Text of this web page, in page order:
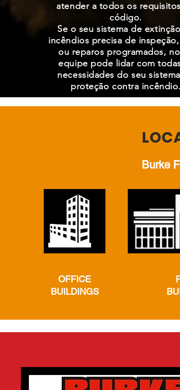
atender a todos os
código.
Se o seu sistema de
incêndios precisa de
ou reparos programados,
equipe pode lidar com
necessidades do seu
proteção contra incêndio.
Burke
OFFICE
BUILDINGS